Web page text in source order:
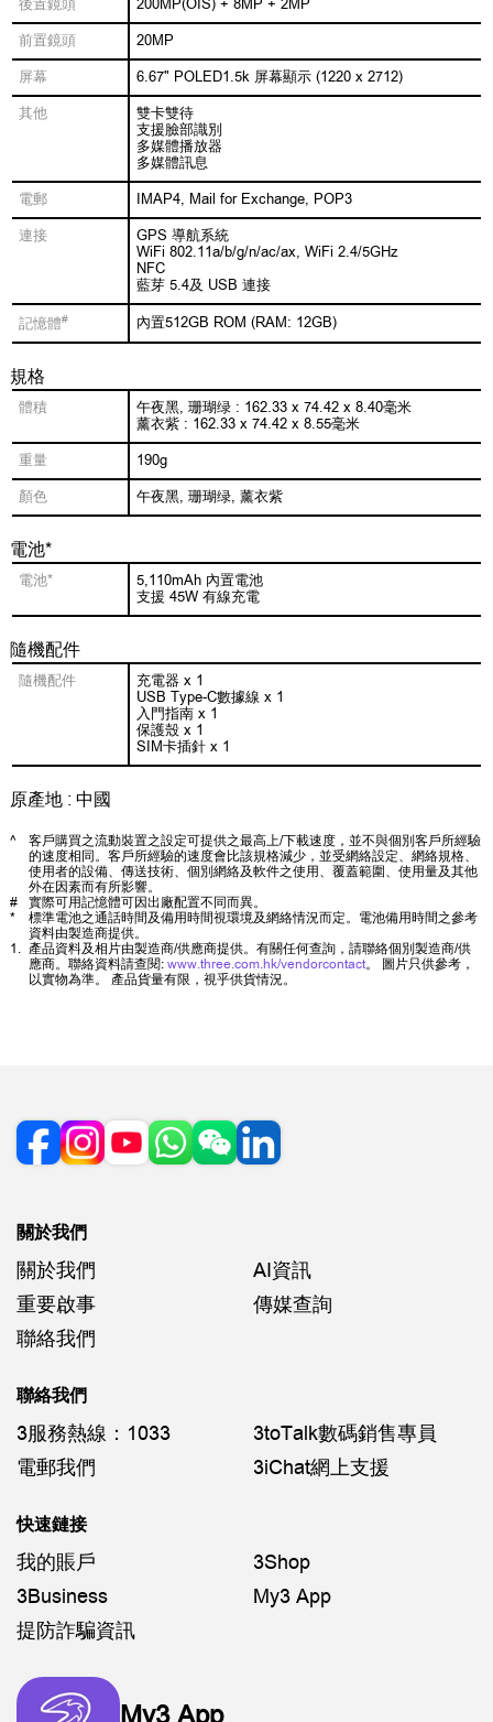
後置鏡頭 200MP(OIS) + 8MP + 2MP
前置鏡頭 20MP
屏幕 6.67" POLED1.5k 屏幕顯示 (1220 x 2712)
其他
雙卡雙待
支援臉部識別
多媒體播放器
多媒體訊息
電郵 IMAP4, Mail for Exchange, POP3
連接
GPS 導航系統
WiFi 802.11a/b/g/n/ac/ax, WiFi 2.4/5GHz
NFC
藍芽 5.4及 USB 連接
記憶體# 內置512GB ROM (RAM: 12GB)
規格
體積
午夜黑, 珊瑚绿 : 162.33 x 74.42 x 8.40毫米
薰衣紫 : 162.33 x 74.42 x 8.55毫米
重量 190g
顏色 午夜黑, 珊瑚绿, 薰衣紫
電池*
電池*
5,110mAh 內置電池
支援 45W 有線充電
隨機配件
隨機配件
充電器 x 1
USB Type-C數據線 x 1
入門指南 x 1
保護殼 x 1
SIM卡插針 x 1
原產地 : 中國
^
客戶購買之流動裝置之設定可提供之最高上/下載速度，並不與個別客戶所經驗
的速度相同。客戶所經驗的速度會比該規格減少，並受網絡設定、網絡規格、
使用者的設備、傳送技術、個別網絡及軟件之使用、覆蓋範圍、使用量及其他
外在因素而有所影響。
#
實際可用記憶體可因出廠配置不同而異。
*
標準電池之通話時間及備用時間視環境及網絡情況而定。電池備用時間之參考
資料由製造商提供。
1.
產品資料及相片由製造商/供應商提供。有關任何查詢，請聯絡個別製造商/供
應商。聯絡資料請查閱: www.three.com.hk/vendorcontact。 圖片只供參考，
以實物為準。 產品貨量有限，視乎供貨情況。
關於我們
關於我們
AI資訊
重要啟事
傳媒查詢
聯絡我們
聯絡我們
3服務熱線：1033
3toTalk數碼銷售專員
電郵我們
3iChat網上支援
快速鏈接
我的賬戶
3Shop
3Business
My3 App
提防詐騙資訊
My3 App